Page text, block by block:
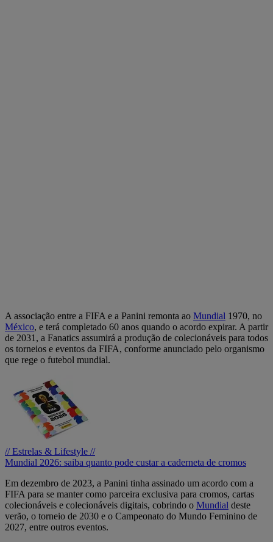
A associação entre a FIFA e a Panini remonta ao Mundial 1970, no
México, e terá completado 60 anos quando o acordo expirar. A partir
de 2031, a Fanatics assumirá a produção de colecionáveis para todos
os torneios e eventos da FIFA, conforme anunciado pelo organismo
que rege o futebol mundial.
// Estrelas & Lifestyle //
Mundial 2026: saiba quanto pode custar a caderneta de cromos
Em dezembro de 2023, a Panini tinha assinado um acordo com a
FIFA para se manter como parceira exclusiva para cromos, cartas
colecionáveis e colecionáveis digitais, cobrindo o Mundial deste
verão, o torneio de 2030 e o Campeonato do Mundo Feminino de
2027, entre outros eventos.